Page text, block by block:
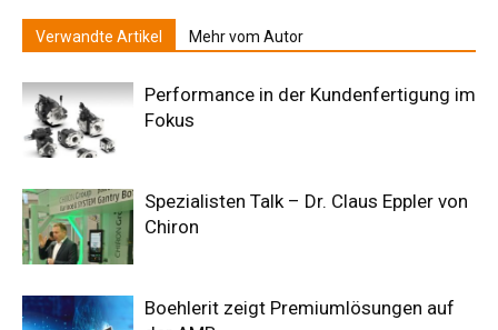
Verwandte Artikel Mehr vom Autor
Performance in der Kundenfertigung im
Fokus
Spezialisten Talk – Dr. Claus Eppler von
Chiron
Boehlerit zeigt Premiumlösungen auf